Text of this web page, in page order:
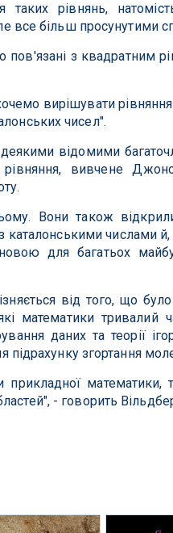
таких рівнянь,
все більш просунутими
пов'язані з квадратним
вирішувати
чисел".
відомими
вивчене
Вони також
каталонськими числами
для багатьох
від того, що
математики тривалий
даних та теорії
підрахунку згортання
прикладної
- говорить